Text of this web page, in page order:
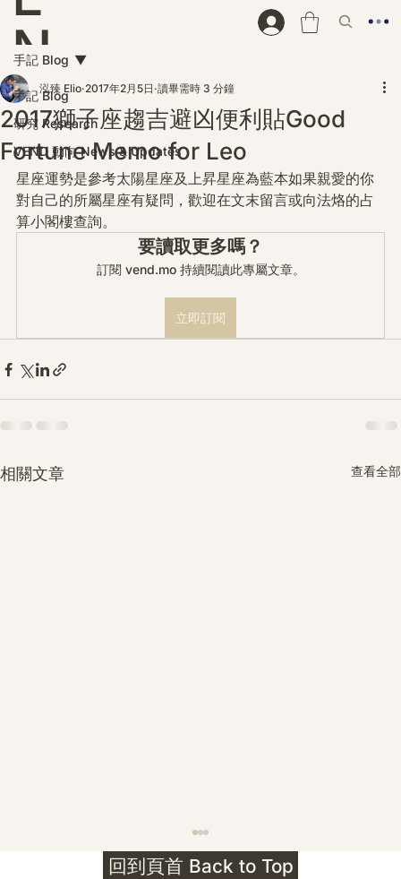
N
D
手記 Blog
研究 Research
VEND 動向 News & Updates
手記 Blog
2017獅子座趨吉避凶便利貼Good
Fortune Memo for Leo
泓臻 Elio 2017年2月5日 讀畢需時 3 分鐘
星座運勢是參考太陽星座及上昇星座為藍本如果親愛的你
對自己的所屬星座有疑問，歡迎在文末留言或向法烙的占
算小閣樓查詢。
要讀取更多嗎？
訂閱 vend.mo 持續閱讀此專屬文章。
立即訂閱
相關文章 查看全部
回到頁首 Back to Top